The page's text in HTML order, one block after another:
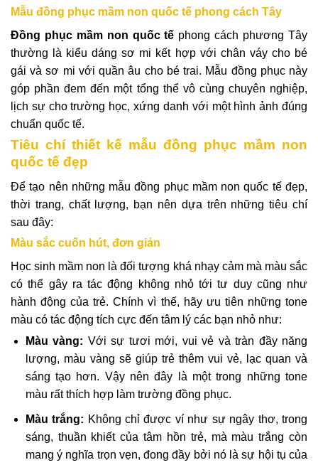
Mẫu đồng phục mầm non quốc tế phong cách Tây
Đồng phục mầm non quốc tế phong cách phương Tây
thường là kiểu dáng sơ mi kết hợp với chân váy cho bé
gái và sơ mi với quần âu cho bé trai. Mẫu đồng phục này
góp phần đem đến một tổng thể vô cùng chuyên nghiệp,
lịch sự cho trường học, xứng danh với một hình ảnh đúng
chuẩn quốc tế.
Tiêu chí thiết kế mẫu đồng phục mầm non
quốc tế đẹp
Để tạo nên những mẫu đồng phục mầm non quốc tế đẹp,
thời trang, chất lượng, bạn nên dựa trên những tiêu chí
sau đây:
Màu sắc cuốn hút, đơn giản
Học sinh mầm non là đối tượng khá nhạy cảm mà màu sắc
có thể gây ra tác động không nhỏ tới tư duy cũng như
hành động của trẻ. Chính vì thế, hãy ưu tiên những tone
màu có tác động tích cực đến tâm lý các bạn nhỏ như:
Màu vàng: Với sự tươi mới, vui vẻ và tràn đầy năng
lượng, màu vàng sẽ giúp trẻ thêm vui vẻ, lạc quan và
sáng tạo hơn. Vậy nên đây là một trong những tone
màu rất thích hợp làm trường đồng phục.
Màu trắng: Không chỉ được ví như sự ngây thơ, trong
sáng, thuần khiết của tâm hồn trẻ, mà màu trắng còn
mang ý nghĩa trọn vẹn, đong đầy bởi nó là sự hội tụ của